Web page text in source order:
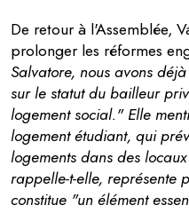
De retour à l'Assemblée,
prolonger les réformes
Salvatore, nous avons
sur le statut du bailleur
logement social." Elle
logement étudiant, qui
logements dans des
rappelle-t-elle, représente
constitue "un élément